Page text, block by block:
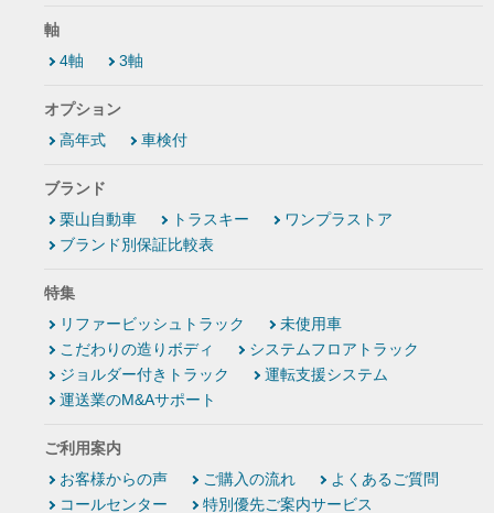
軸
4軸
3軸
オプション
高年式
車検付
ブランド
栗山自動車
トラスキー
ワンプラストア
ブランド別保証比較表
特集
リファービッシュトラック
未使用車
こだわりの造りボディ
システムフロアトラック
ジョルダー付きトラック
運転支援システム
運送業のM&Aサポート
ご利用案内
お客様からの声
ご購入の流れ
よくあるご質問
コールセンター
特別優先ご案内サービス